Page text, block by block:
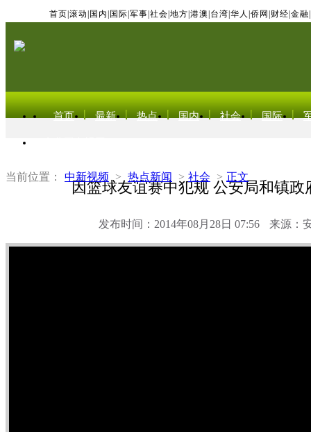
首页 滚动 国内 国际 军事 社会 地方 港澳 台湾 华人 侨网 财经 金融
首页 最新 热点 国内 社会 国际
当前位置： 中新视频 > 热点新闻 > 社会 > 正文
因篮球友谊赛中犯规 公安局和镇政
发布时间：2014年08月28日 07:56 来源：